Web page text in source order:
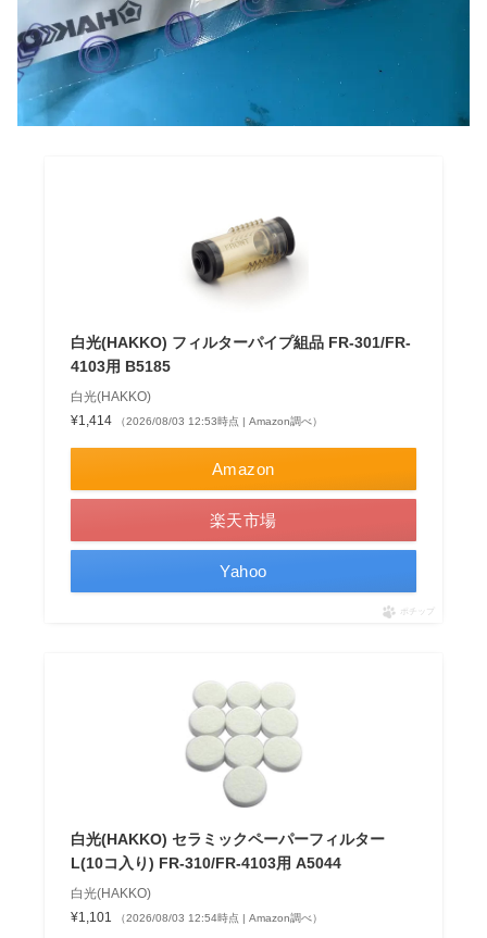
白光(HAKKO) フィルターパイプ組品 FR-301/FR-
4103用 B5185
白光(HAKKO)
¥1,414
（2026/08/03 12:53時点 | Amazon調べ）
Amazon
楽天市場
Yahoo
ポチップ
白光(HAKKO) セラミックペーパーフィルター
L(10コ入り) FR-310/FR-4103用 A5044
白光(HAKKO)
¥1,101
（2026/08/03 12:54時点 | Amazon調べ）